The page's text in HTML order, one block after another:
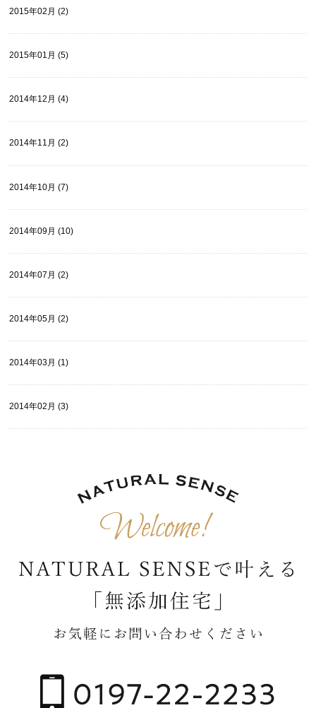
2015年02月 (2)
2015年01月 (5)
2014年12月 (4)
2014年11月 (2)
2014年10月 (7)
2014年09月 (10)
2014年07月 (2)
2014年05月 (2)
2014年03月 (1)
2014年02月 (3)